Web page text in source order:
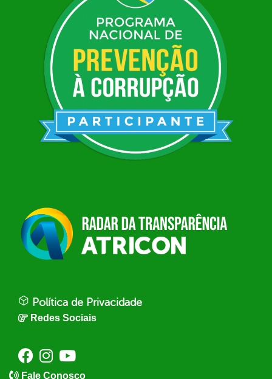
Política de Privacidade
Redes Sociais
Fale Conosco